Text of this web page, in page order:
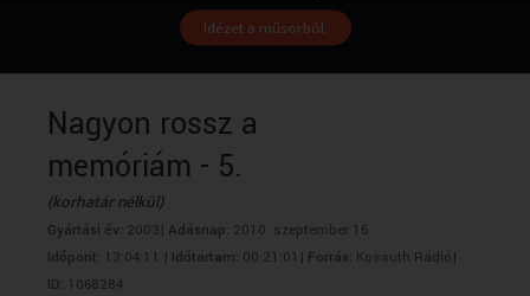
Idézet a műsorból.
Nagyon rossz a
memóriám - 5.
(korhatár nélkül)
Gyártási év: 2003| Adásnap: 2010. szeptember 16.
Időpont: 13:04:11 | Időtartam: 00:21:01| Forrás: Kossuth Rádió|
ID: 1068284